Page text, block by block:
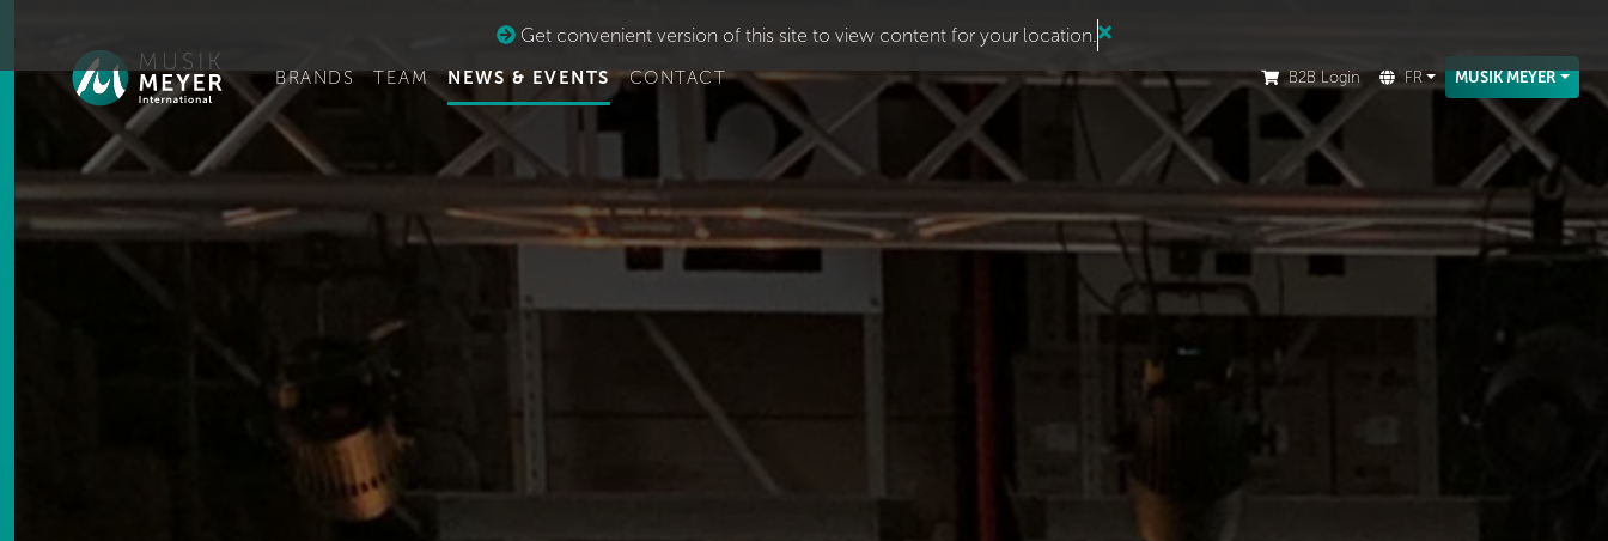
Get convenient version of this site to view content for your location.
BRANDS TEAM NEWS & EVENTS CONTACT B2B Login FR MUSIK MEYER